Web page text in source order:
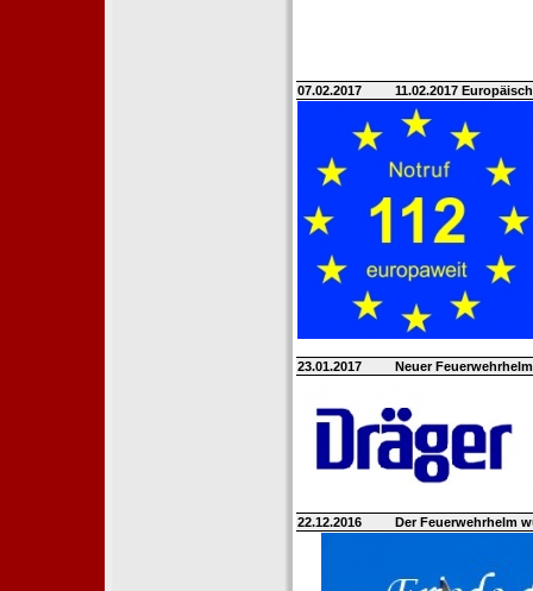
07.02.2017 11.02.2017
23.01.2017 Neuer
22.12.2016 Der Feuerwehrhelm